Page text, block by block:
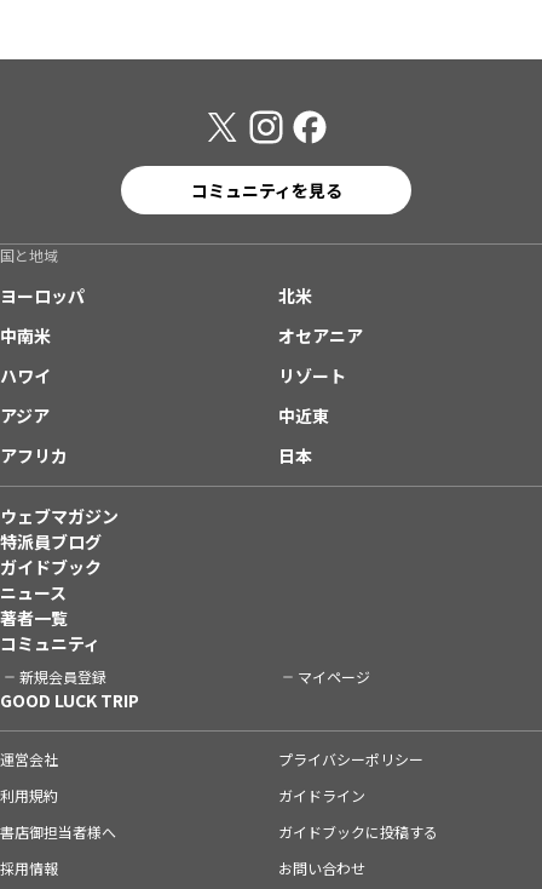
コミュニティを見る
国と地域
ヨーロッパ
北米
中南米
オセアニア
ハワイ
リゾート
アジア
中近東
アフリカ
日本
ウェブマガジン
特派員ブログ
ガイドブック
ニュース
著者一覧
コミュニティ
新規会員登録 マイページ
GOOD LUCK TRIP
運営会社
プライバシーポリシー
利用規約
ガイドライン
書店御担当者様へ
ガイドブックに投稿する
採用情報
お問い合わせ